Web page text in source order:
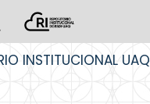
INSTITUCIONAL UAQ